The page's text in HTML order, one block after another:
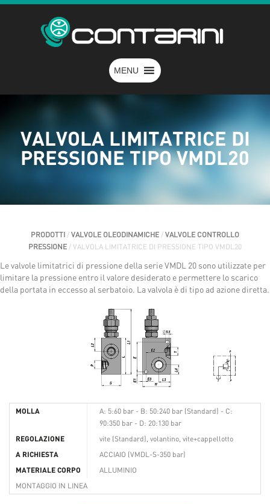
MENU
VALVOLA LIMITATRICE DI
PRESSIONE TIPO VMDL20
PRODOTTI / VALVOLE OLEODINAMICHE / VALVOLE CONTROLLO
PRESSIONE / VALVOLA LIMITATRICE DI PRESSIONE TIPO VMDL20
Le valvole limitatrici di pressione della serie VMDL 20 sono utilizzate per
limitare la pressione entro il valore desiderato e permettere lo scarico
della portata in eccesso al serbatoio. La valvola è di tipo ad azione diretta.
MOLLA
A: 5:60 bar - B: 50:240 bar (Standard) - C:
90:350 bar - D: 20:130 bar
REGOLAZIONE vite (Standard), volantino, vite+cappellotto
A RICHIESTA ACCIAIO (VMDL-S-350 bar)
MATERIALE CORPO ALLUMINIO
MONTAGGIO IN LINEA